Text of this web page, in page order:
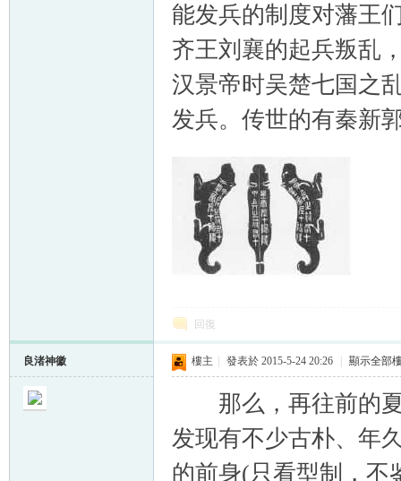
能发兵的制度对藩王
齐王刘襄的起兵叛乱
汉景帝时吴楚七国之
发兵。传世的有秦新
回復
良渚神徽 樓主 發表於 2015-5-24 20:26 顯示全部
那么，再往前的夏
发现有不少古朴、年
的前身(只看型制，不